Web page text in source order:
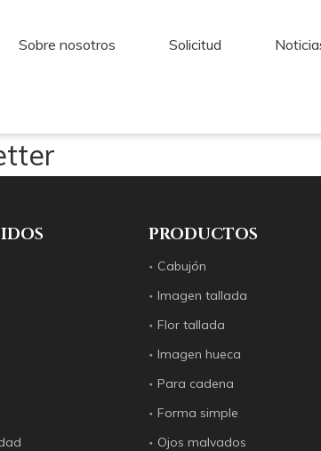
Sobre nosotros Solicitud
PRODUCTOS
Cabujón
Imagen tallada
Flor tallada
Imagen hueca
Para cadena
Forma simple
Ojos malvados